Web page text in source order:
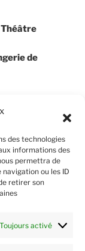
des technologies
informations des
permettra de
ou les ID
retirer son
Toujours activé
Théâtre
de
en
de
» avec le